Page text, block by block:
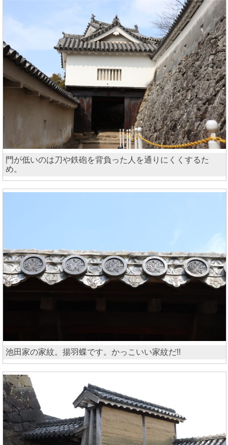
門が低いのは刀や鉄砲を背負った人を通りにくくするた
め。
池田家の家紋。揚羽蝶です。かっこいい家紋だ!!